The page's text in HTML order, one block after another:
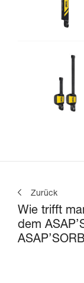
Zurück
Wie trifft
dem